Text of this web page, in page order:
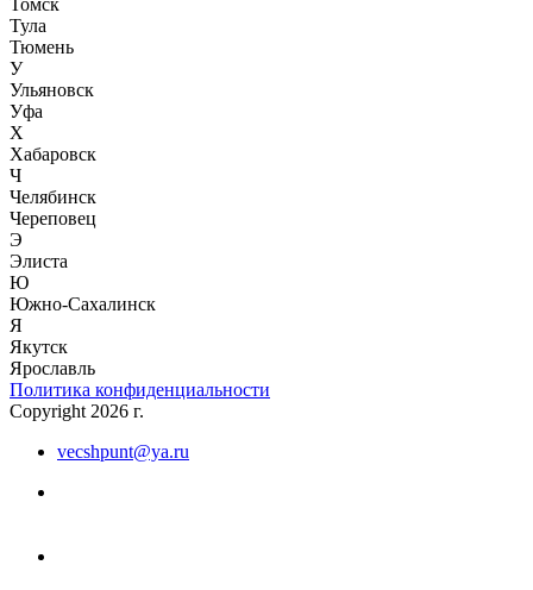
Тула
Тюмень
У
Ульяновск
Уфа
Х
Хабаровск
Ч
Челябинск
Череповец
Э
Элиста
Ю
Южно-Сахалинск
Я
Якутск
Ярославль
Политика конфиденциальности
Copyright 2026 г.
vecshpunt@ya.ru